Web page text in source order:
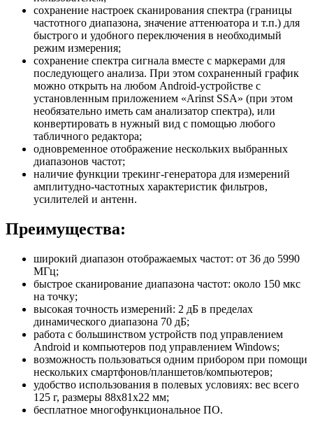
сохранение настроек сканирования спектра (границы
частотного диапазона, значение аттенюатора и т.п.) для
быстрого и удобного переключения в необходимый
режим измерения;
сохранение спектра сигнала вместе с маркерами для
последующего анализа. При этом сохраненный график
можно открыть на любом Android-устройстве с
установленным приложением «Arinst SSA» (при этом
необязательно иметь сам анализатор спектра), или
конвертировать в нужный вид с помощью любого
табличного редактора;
одновременное отображение нескольких выбранных
диапазонов частот;
наличие функции трекинг-генератора для измерений
амплитудно-частотных характеристик фильтров,
усилителей и антенн.
Преимущества:
широкий диапазон отображаемых частот: от 36 до 5990
МГц;
быстрое сканирование диапазона частот: около 150 мкс
на точку;
высокая точность измерений: 2 дБ в пределах
динамического диапазона 70 дБ;
работа с большинством устройств под управлением
Android и компьютеров под управлением Windows;
возможность пользоваться одним прибором при помощи
нескольких смартфонов/планшетов/компьютеров;
удобство использования в полевых условиях: вес всего
125 г, размеры 88х81х22 мм;
бесплатное многофункциональное ПО.